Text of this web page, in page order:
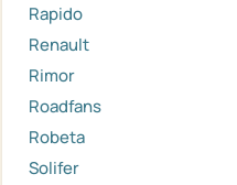
Rapido
Renault
Rimor
Roadfans
Robeta
Solifer